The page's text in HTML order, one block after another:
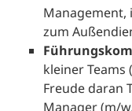
Management,
zum
kleiner
Freude daran
Manager (m/